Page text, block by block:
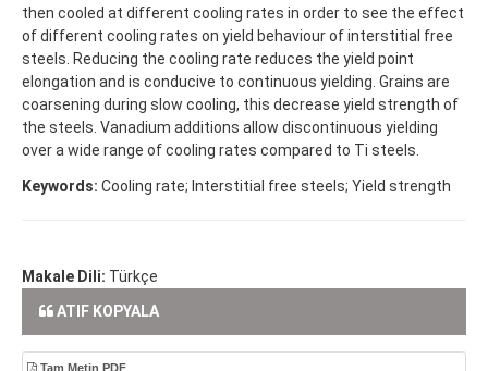
then cooled at different cooling rates in order to see the effect
of different cooling rates on yield behaviour of interstitial free
steels. Reducing the cooling rate reduces the yield point
elongation and is conducive to continuous yielding. Grains are
coarsening during slow cooling, this decrease yield strength of
the steels. Vanadium additions allow discontinuous yielding
over a wide range of cooling rates compared to Ti steels.
Keywords: Cooling rate; Interstitial free steels; Yield strength
Makale Dili: Türkçe
ATIF KOPYALA
Tam Metin PDF